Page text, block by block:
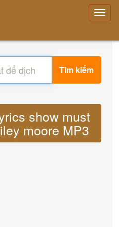
Tìm kiếm
show must
moore MP3